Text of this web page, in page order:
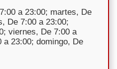
a 23:00; martes, De
De 7:00 a 23:00;
viernes, De 7:00 a
a 23:00; domingo, De